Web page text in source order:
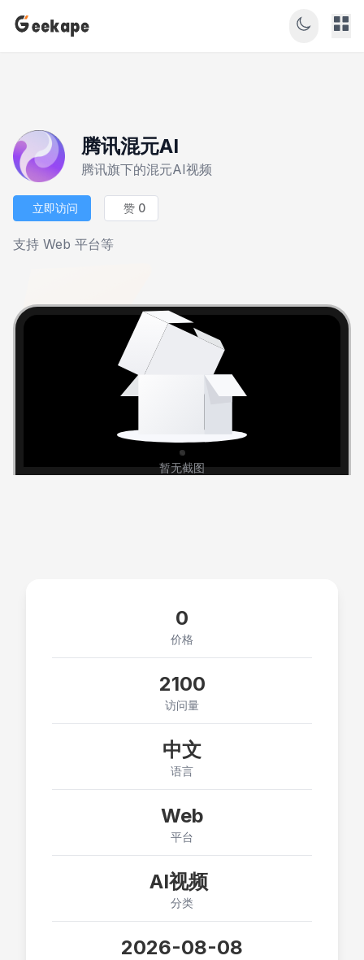
腾讯混元AI
腾讯旗下的混元AI视频
立即访问 赞 0
支持 Web 平台等
暂无截图
0
价格
2100
访问量
中文
语言
Web
平台
AI视频
分类
2026-08-08